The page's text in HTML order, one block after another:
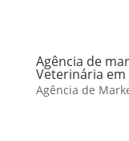
Agência de
Veterinária em
Agência de